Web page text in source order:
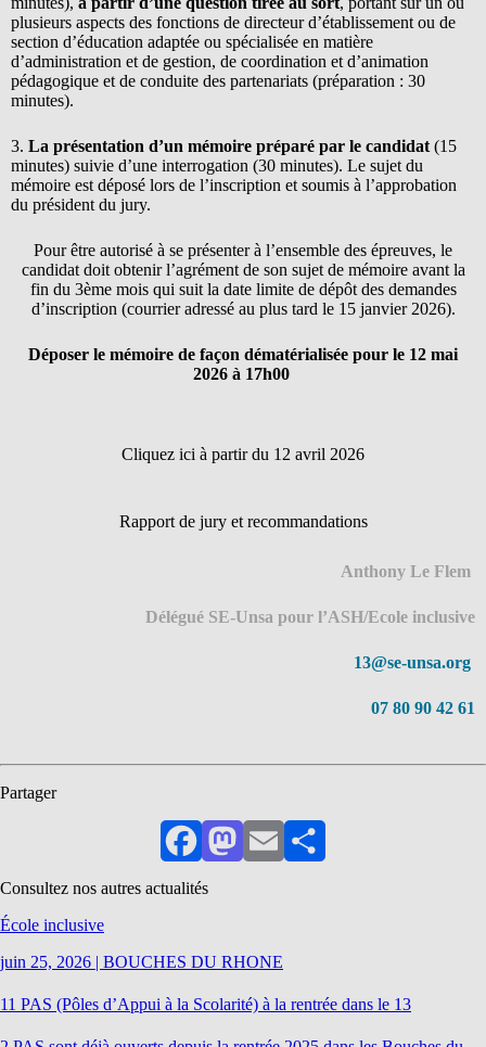
plusieurs aspects des fonctions de directeur d’établissement ou de
section d’éducation adaptée ou spécialisée en matière
d’administration et de gestion, de coordination et d’animation
pédagogique et de conduite des partenariats (préparation : 30
minutes).
3. La présentation d’un mémoire préparé par le candidat (15
minutes) suivie d’une interrogation (30 minutes). Le sujet du
mémoire est déposé lors de l’inscription et soumis à l’approbation
du président du jury.
Pour être autorisé à se présenter à l’ensemble des épreuves, le
candidat doit obtenir l’agrément de son sujet de mémoire avant la
fin du 3ème mois qui suit la date limite de dépôt des demandes
d’inscription (courrier adressé au plus tard le 15 janvier 2026).
Déposer le mémoire de façon dématérialisée pour le 12 mai
2026 à 17h00
Cliquez ici à partir du 12 avril 2026
Rapport de jury et recommandations
Anthony Le Flem
Délégué SE-Unsa pour l’ASH/Ecole inclusive
13@se-unsa.org
07 80 90 42 61
Partager
FacebookMastodon
EmailPartager
Consultez nos autres actualités
École inclusive
juin 25, 2026 | BOUCHES DU RHONE
11 PAS (Pôles d’Appui à la Scolarité) à la rentrée dans le 13